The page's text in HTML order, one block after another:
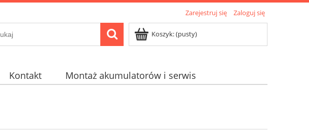
Zarejestruj się Zaloguj się
Koszyk:(pusty)
Kontakt
Montaż akumulatorów i serwis